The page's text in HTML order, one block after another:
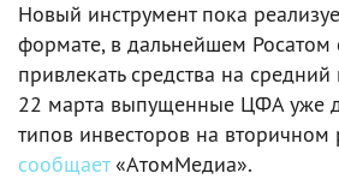
Новый инструмент пока
формате, в дальнейшем Росатом
привлекать средства на
22 марта выпущенные ЦФА уже
типов инвесторов на
сообщает«АтомМедиа».